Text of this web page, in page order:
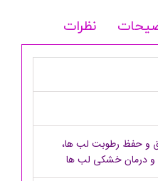
نظرات
و حفظ رطوبت لب ها،
و درمان خشکی لب ها